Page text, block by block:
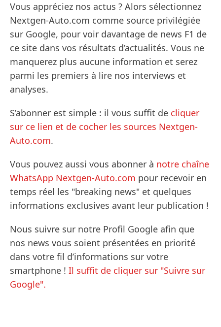
Vous appréciez nos actus ? Alors sélectionnez
Nextgen-Auto.com comme source privilégiée
sur Google, pour voir davantage de news F1 de
ce site dans vos résultats d’actualités. Vous ne
manquerez plus aucune information et serez
parmi les premiers à lire nos interviews et
analyses.
S’abonner est simple : il vous suffit de cliquer
sur ce lien et de cocher les sources Nextgen-
Auto.com.
Vous pouvez aussi vous abonner à notre chaîne
WhatsApp Nextgen-Auto.com pour recevoir en
temps réel les "breaking news" et quelques
informations exclusives avant leur publication !
Nous suivre sur notre Profil Google afin que
nos news vous soient présentées en priorité
dans votre fil d’informations sur votre
smartphone ! Il suffit de cliquer sur "Suivre sur
Google".